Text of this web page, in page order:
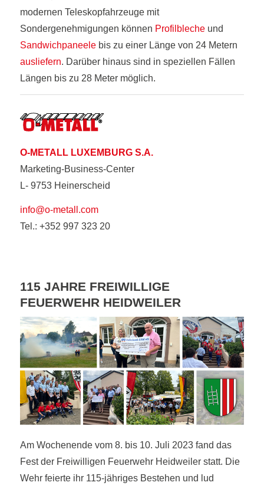
modernen Teleskopfahrzeuge mit
Sondergenehmigungen können Profilblecheund
Sandwichpaneelebis zu einer Länge von 24 Metern
ausliefern. Darüber hinaus sind in speziellen Fällen
Längen bis zu 28 Meter möglich.
O-METALL LUXEMBURG S.A.
Marketing-Business-Center
L- 9753 Heinerscheid
info@o-metall.com
Tel.: +352 997 323 20
115 JAHRE FREIWILLIGE
FEUERWEHR HEIDWEILER
Am Wochenende vom 8. bis 10. Juli 2023 fand das
Fest der Freiwilligen Feuerwehr Heidweiler statt. Die
Wehr feierte ihr 115-jähriges Bestehen und lud